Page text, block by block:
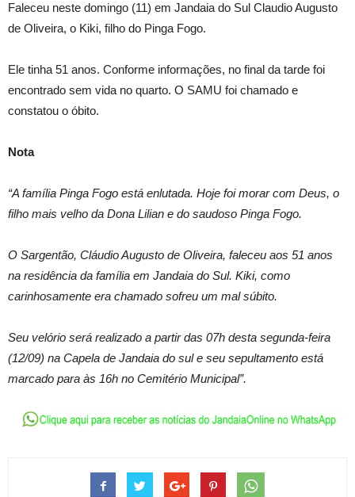
Faleceu neste domingo (11) em Jandaia do Sul Claudio Augusto
de Oliveira, o Kiki, filho do Pinga Fogo.
Ele tinha 51 anos. Conforme informações, no final da tarde foi
encontrado sem vida no quarto. O SAMU foi chamado e
constatou o óbito.
Nota
“A família Pinga Fogo está enlutada. Hoje foi morar com Deus, o
filho mais velho da Dona Lilian e do saudoso Pinga Fogo.
O Sargentão, Cláudio Augusto de Oliveira, faleceu aos 51 anos
na residência da família em Jandaia do Sul. Kiki, como
carinhosamente era chamado sofreu um mal súbito.
Seu velório será realizado a partir das 07h desta segunda-feira
(12/09) na Capela de Jandaia do sul e seu sepultamento está
marcado para às 16h no Cemitério Municipal”.